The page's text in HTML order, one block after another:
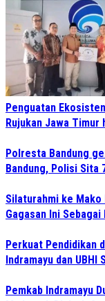
Penguatan
Rujukan Jawa Timur
Polresta Bandung
Bandung, Polisi
Silaturahmi ke Mako
Gagasan Ini
Perkuat Pendidikan
Indramayu dan
Pemkab Indramayu